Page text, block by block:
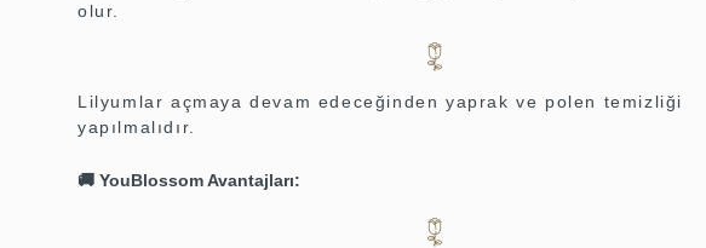
olur.
Lilyumlar açmaya devam edeceğinden yaprak ve polen temizliği
yapılmalıdır.
🚚 YouBlossom Avantajları: